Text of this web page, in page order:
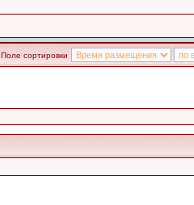
Поле сортировки